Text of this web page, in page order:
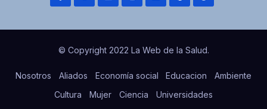
© Copyright 2022 La Web de la Salud.
Nosotros Aliados Economía social Educacion
Ambiente
Cultura
Mujer Ciencia Universidades